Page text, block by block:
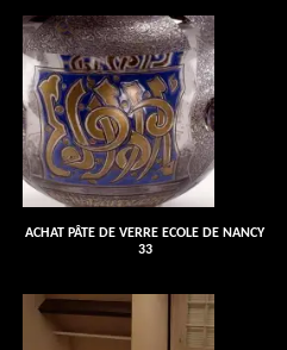
ACHAT PÂTE DE VERRE ECOLE DE NANCY
33